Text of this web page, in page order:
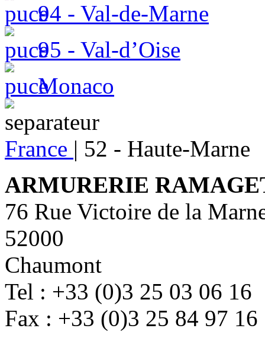
94 - Val-de-Marne
95 - Val-d’Oise
Monaco
France | 52 - Haute-Marne
ARMURERIE
76 Rue Victoire de la
52000
Chaumont
Tel : +33 (0)3 25 03 06 16
Fax : +33 (0)3 25 84 97 16